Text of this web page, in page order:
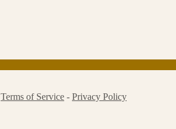
Terms of Service - Privacy Policy